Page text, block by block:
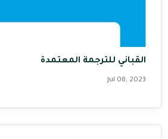
القباني للترجمة المعتمدة
Jul 08, 2023